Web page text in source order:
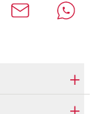
HERSTELLERBESCHREIBUNG